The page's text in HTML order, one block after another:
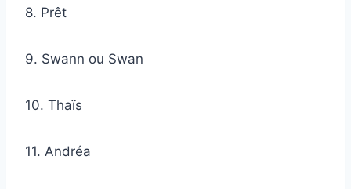
8. Prêt
9. Swann ou Swan
10. Thaïs
11. Andréa